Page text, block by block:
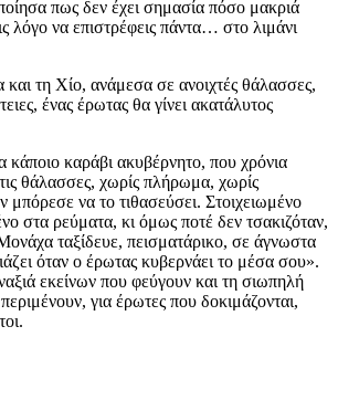
πως δεν έχει σημασία πόσο μακριά
λόγο να επιστρέφεις πάντα… στο λιμάνι
και τη Χίο, ανάμεσα σε ανοιχτές θάλασσες,
ένας έρωτας θα γίνει ακατάλυτος
κάποιο καράβι ακυβέρνητο, που χρόνια
θάλασσες, χωρίς πλήρωμα, χωρίς
μπόρεσε να το τιθασεύσει. Στοιχειωμένο
στα ρεύματα, κι όμως ποτέ δεν τσακιζόταν,
ταξίδευε, πεισματάρικο, σε άγνωστα
όταν ο έρωτας κυβερνάει το μέσα σου».
εκείνων που φεύγουν και τη σιωπηλή
για έρωτες που δοκιμάζονται,